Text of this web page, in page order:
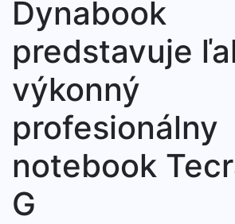
Dynabook
predstavuje
výkonný
profesionálny
notebook
G